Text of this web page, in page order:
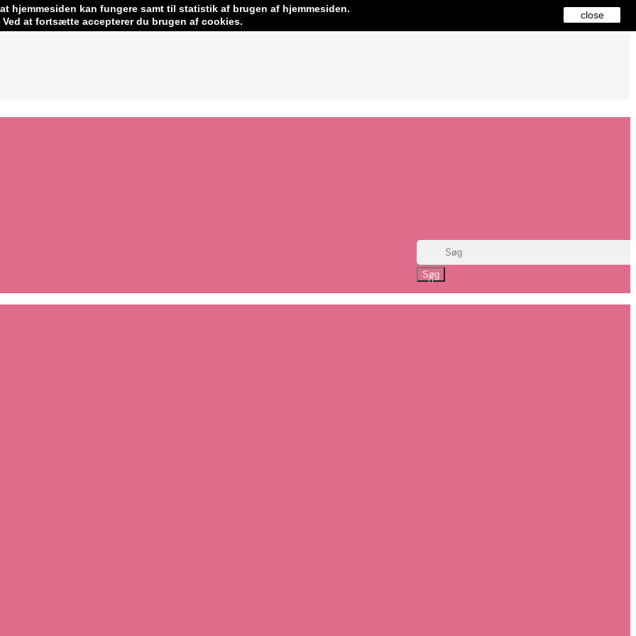
hjemmesiden kan fungere samt til statistik af brugen af hjemmesiden.
Ved at fortsætte accepterer du brugen af cookies.
close

Søg